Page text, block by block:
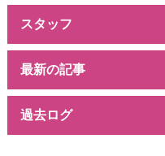
スタッフ
最新の記事
過去ログ